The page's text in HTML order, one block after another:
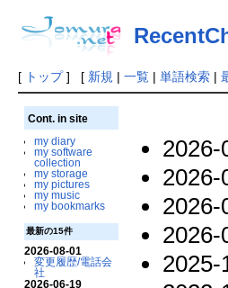
[ トップ] [ 新規 | 一覧| 単語検索|
Cont. in site
my diary
my software
collection
my storage
my pictures
my music
my bookmarks
最新の15件
2026-08-01
変更履歴/電話会
社
2026-06-19